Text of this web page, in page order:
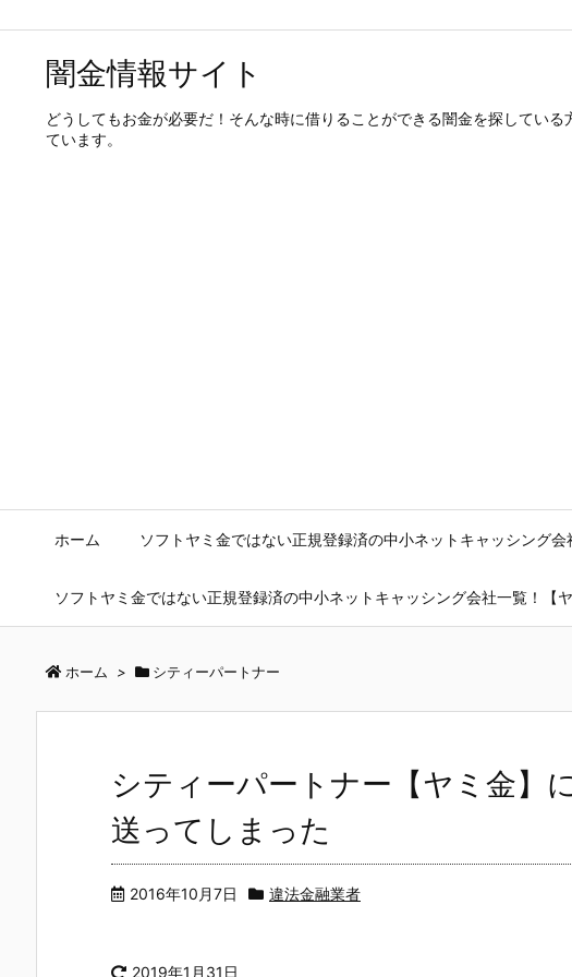
闇金情報サイト
どうしてもお金が必要だ！そんな時に借りることができる闇金を探してい
ています。
ホーム ソフトヤミ金ではない正規登録済の中小ネットキャッシング会
ソフトヤミ金ではない正規登録済の中小ネットキャッシング会社一覧！【
ホーム > シティーパートナー
シティーパートナー【ヤミ金】
送ってしまった
2016年10月7日 違法金融業者
2019年1月31日